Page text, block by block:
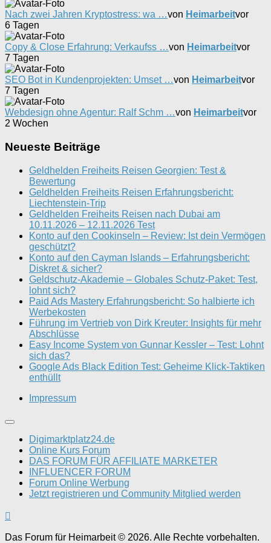
Nach zwei Jahren Kryptostress: wa …von Heimarbeitvor
6 Tagen
Copy & Close Erfahrung: Verkaufss …von Heimarbeitvor
7 Tagen
SEO Bot in Kundenprojekten: Umset …von Heimarbeitvor
7 Tagen
Webdesign ohne Agentur: Ralf Schm …von Heimarbeitvor
2 Wochen
Neueste Beiträge
Geldhelden Freiheits Reisen Georgien: Test &
Bewertung
Geldhelden Freiheits Reisen Erfahrungsbericht:
Liechtenstein-Trip
Geldhelden Freiheits Reisen nach Dubai am
10.11.2026 – 12.11.2026 Test
Konto auf den Cookinseln – Review: Ist dein Vermögen
geschützt?
Konto auf den Cayman Islands – Erfahrungsbericht:
Diskret & sicher?
Geldschutz-Akademie – Globales Schutz-Paket: Test,
lohnt sich?
Paid Ads Mastery Erfahrungsbericht: So halbierte ich
Werbekosten
Führung im Vertrieb von Dirk Kreuter: Insights für mehr
Abschlüsse
Easy Income System von Gunnar Kessler – Test: Lohnt
sich das?
Google Ads Black Edition Test: Geheime Klick-Taktiken
enthüllt
Impressum
Digimarktplatz24.de
Online Kurs Forum
DAS FORUM FÜR AFFILIATE MARKETER
INFLUENCER FORUM
Forum Online Werbung
Jetzt registrieren und Community Mitglied werden
Das Forum für Heimarbeit © 2026. Alle Rechte vorbehalten.